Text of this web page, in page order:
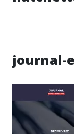
journal-